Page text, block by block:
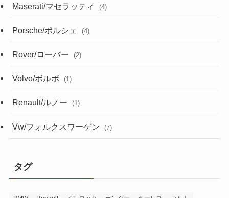
Maserati/マセラッティ (4)
Porsche/ポルシェ (4)
Rover/ローバー (2)
Volvo/ボルボ (1)
Renault/ルノー (1)
Vw/フォルクスワーゲン (7)
タグ